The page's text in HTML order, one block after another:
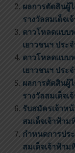
ผลการตัดสินผู้
รางวัลสมเด็จ
ดาวโหลดแบบ
เยาวชนฯ ประ
ดาวโหลดแบบ
เยาวชนฯ ประ
ผลการตัดสินผู้
รางวัลสมเด็จ
รับสมัครเจ้าห
สมเด็จเจ้าฟ้าม
กำหนดการปร
สมเด็จเจ้าฟ้า